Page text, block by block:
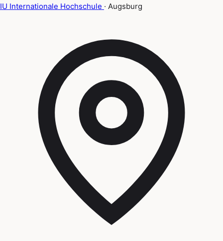
IU Internationale Hochschule · Augsburg